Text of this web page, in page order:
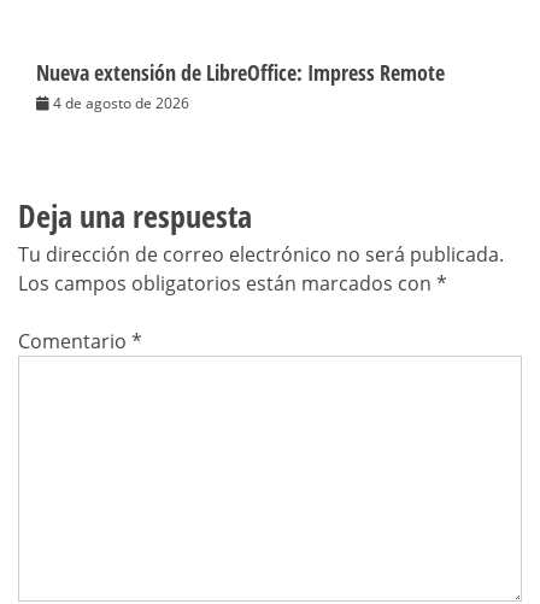
Nueva extensión de LibreOffice: Impress Remote
4 de agosto de 2026
Deja una respuesta
Tu dirección de correo electrónico no será publicada.
Los campos obligatorios están marcados con *
Comentario *